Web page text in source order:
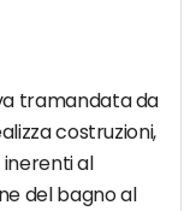
tramandata da
costruzioni,
al
del bagno al